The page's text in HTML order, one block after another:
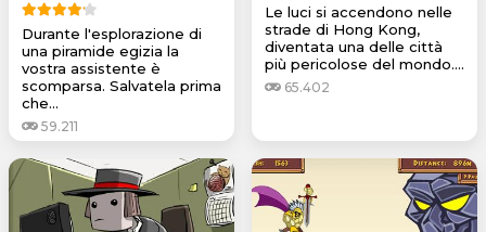
Durante l'esplorazione di
una piramide egizia la
vostra assistente è
scomparsa. Salvatela prima
che...
59.211
Le luci si accendono nelle
strade di Hong Kong,
diventata una delle città
più pericolose del mondo....
65.402